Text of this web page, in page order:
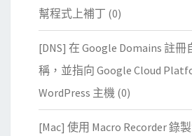
幫程式上補丁 (0)
[DNS] 在 Google Domains 註
稱，並指向 Google Cloud
WordPress 主機 (0)
[Mac] 使用 Macro Recorder 錄